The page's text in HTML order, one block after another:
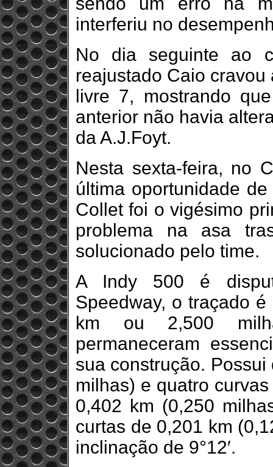
interferiu no
No dia seguinte ao
reajustado Caio
livre 7, mostrando
anterior não havia
da A.J.Foyt.
Nesta sexta-feira, no
última oportunidade
Collet foi o vigésimo
problema na asa
solucionado pelo time.
A Indy 500 é
Speedway, o traçado
km ou 2,500
permaneceram
sua construção.
milhas) e quatro
0,402 km (0,250
curtas de 0,201 km
inclinação de 9°12′.